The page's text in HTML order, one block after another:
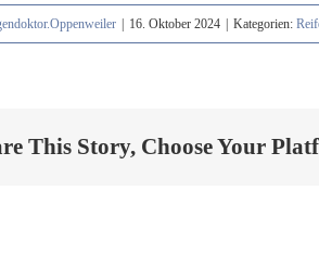
16. Oktober 2024 Kategorien:
This Story, Choose Your